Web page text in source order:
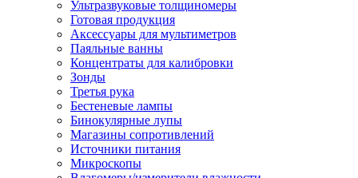
Ультразвуковые толщиномеры
Готовая продукция
Аксессуары для мультиметров
Паяльные ванны
Концентраты для калибровки
Зонды
Третья рука
Бестеневые лампы
Бинокулярные лупы
Магазины сопротивлений
Источники питания
Микроскопы